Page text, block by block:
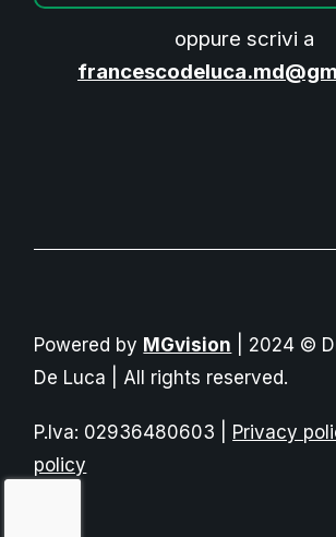
oppure scrivi a
Powered by MGvision | 2024 ©
De Luca | All rights reserved.
P.Iva: 02936480603 | Privacy
policy